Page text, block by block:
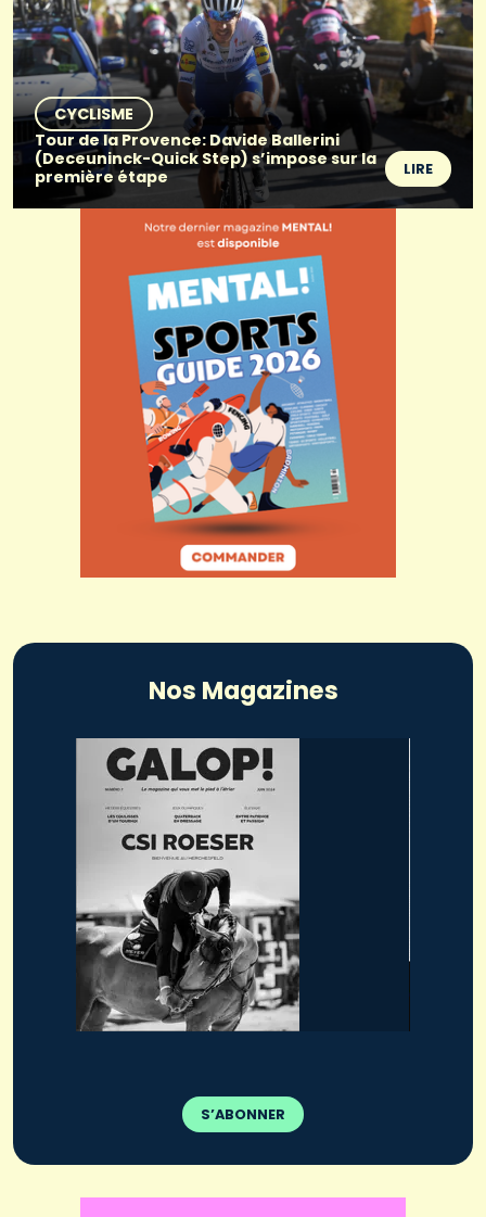
CYCLISME
Tour de la Provence: Davide Ballerini
(Deceuninck-Quick Step) s’impose sur la
première étape
LIRE
Nos Magazines
S’ABONNER